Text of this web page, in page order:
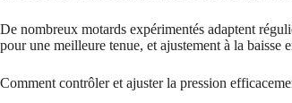
De nombreux motards expérimentés adaptent
pour une meilleure tenue, et ajustement à la baisse
Comment contrôler et ajuster la pression